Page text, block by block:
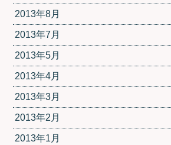
2013年8月
2013年7月
2013年5月
2013年4月
2013年3月
2013年2月
2013年1月